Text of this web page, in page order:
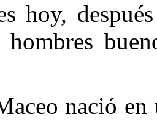
hoy,
hombres
nació en